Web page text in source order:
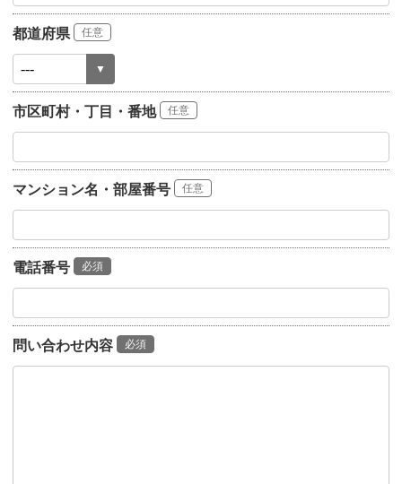
都道府県 任意
市区町村・丁目・番地 任意
マンション名・部屋番号 任意
電話番号 必須
問い合わせ内容 必須